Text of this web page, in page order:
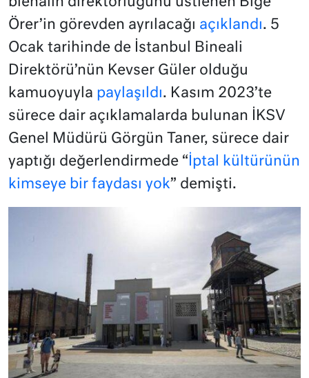
Örer’in görevden ayrılacağı açıklandı. 5
Ocak tarihinde de İstanbul Bineali
Direktörü’nün Kevser Güler olduğu
kamuoyuyla paylaşıldı. Kasım 2023’te
sürece dair açıklamalarda bulunan İKSV
Genel Müdürü Görgün Taner, sürece dair
yaptığı değerlendirmede “İptal kültürünün
kimseye bir faydası yok” demişti.